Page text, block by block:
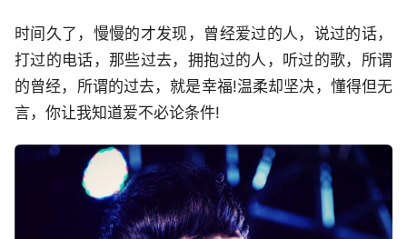
时间久了，慢慢的才发现，曾经爱过的人，说过的话，
打过的电话，那些过去，拥抱过的人，听过的歌，所谓
的曾经，所谓的过去，就是幸福!温柔却坚决，懂得但无
言，你让我知道爱不必论条件!